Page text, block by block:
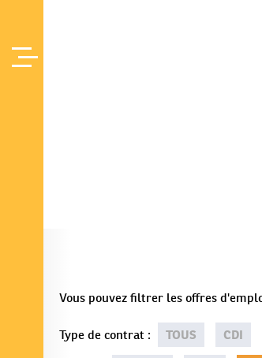
Vous pouvez filtrer les offres
Type de contrat : TOUS CDI